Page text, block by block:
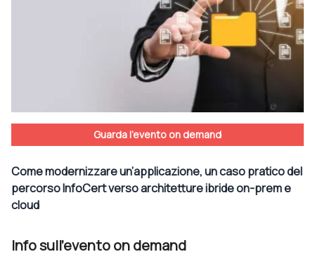
Guarda l'evento on demand
Come modernizzare un’applicazione, un caso pratico del
percorso InfoCert verso architetture ibride on-prem e
cloud
Info sull'evento on demand